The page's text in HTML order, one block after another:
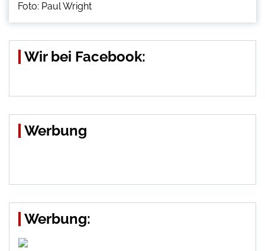
Foto: Paul Wright
Wir bei Facebook:
Werbung
Werbung: